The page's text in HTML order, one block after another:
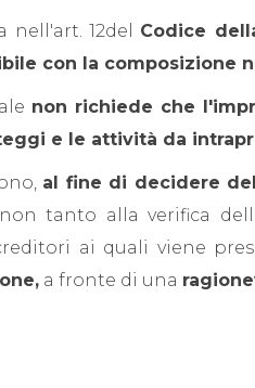
12del Codice
con la composizione
non richiede che
e le attività da
al fine di decidere
non tanto alla verifica
ai quali viene
a fronte di una